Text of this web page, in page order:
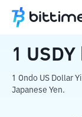
Beranda
1 USDY
1 Ondo US Dollar
Japanese Yen.